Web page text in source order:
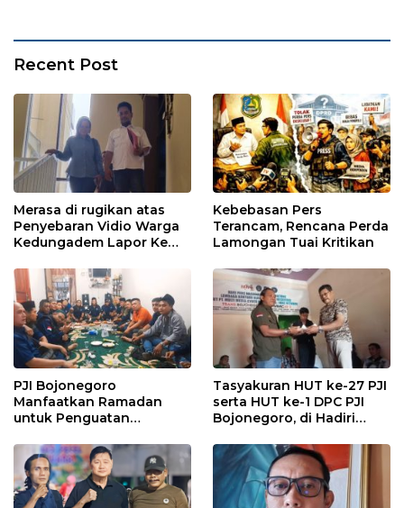
Recent Post
Merasa di rugikan atas
Penyebaran Vidio Warga
Kedungadem Lapor Ke
Kebebasan Pers
Terancam, Rencana Perda
Lamongan Tuai Kritikan
PJI Bojonegoro
Manfaatkan Ramadan
untuk Penguatan
Kebersamaan
Tasyakuran HUT ke-27 PJI
serta HUT ke-1 DPC PJI
Bojonegoro, di Hadiri